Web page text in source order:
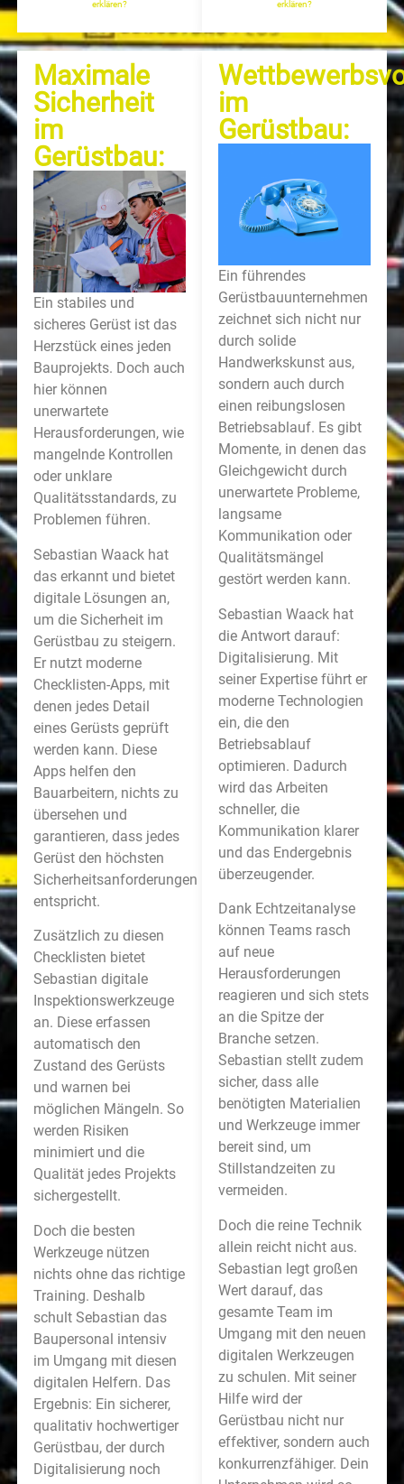
erklären?
erklären?
Maximale
Sicherheit
im
Gerüstbau:
Ein stabiles und
sicheres Gerüst ist das
Herzstück eines jeden
Bauprojekts. Doch auch
hier können
unerwartete
Herausforderungen, wie
mangelnde Kontrollen
oder unklare
Qualitätsstandards, zu
Problemen führen.
Sebastian Waack hat
das erkannt und bietet
digitale Lösungen an,
um die Sicherheit im
Gerüstbau zu steigern.
Er nutzt moderne
Checklisten-Apps, mit
denen jedes Detail
eines Gerüsts geprüft
werden kann. Diese
Apps helfen den
Bauarbeitern, nichts zu
übersehen und
garantieren, dass jedes
Gerüst den höchsten
Sicherheitsanforderungen
entspricht.
Zusätzlich zu diesen
Checklisten bietet
Sebastian digitale
Inspektionswerkzeuge
an. Diese erfassen
automatisch den
Zustand des Gerüsts
und warnen bei
möglichen Mängeln. So
werden Risiken
minimiert und die
Qualität jedes Projekts
sichergestellt.
Doch die besten
Werkzeuge nützen
nichts ohne das richtige
Training. Deshalb
schult Sebastian das
Baupersonal intensiv
im Umgang mit diesen
digitalen Helfern. Das
Ergebnis: Ein sicherer,
qualitativ hochwertiger
Gerüstbau, der durch
Digitalisierung noch
im
Gerüstbau:
Ein führendes
Gerüstbauunternehmen
zeichnet sich nicht nur
durch solide
Handwerkskunst aus,
sondern auch durch
einen reibungslosen
Betriebsablauf. Es gibt
Momente, in denen das
Gleichgewicht durch
unerwartete Probleme,
langsame
Kommunikation oder
Qualitätsmängel
gestört werden kann.
Sebastian Waack hat
die Antwort darauf:
Digitalisierung. Mit
seiner Expertise führt er
moderne Technologien
ein, die den
Betriebsablauf
optimieren. Dadurch
wird das Arbeiten
schneller, die
Kommunikation klarer
und das Endergebnis
überzeugender.
Dank Echtzeitanalyse
können Teams rasch
auf neue
Herausforderungen
reagieren und sich stets
an die Spitze der
Branche setzen.
Sebastian stellt zudem
sicher, dass alle
benötigten Materialien
und Werkzeuge immer
bereit sind, um
Stillstandzeiten zu
vermeiden.
Doch die reine Technik
allein reicht nicht aus.
Sebastian legt großen
Wert darauf, das
gesamte Team im
Umgang mit den neuen
digitalen Werkzeugen
zu schulen. Mit seiner
Hilfe wird der
Gerüstbau nicht nur
effektiver, sondern auch
konkurrenzfähiger. Dein